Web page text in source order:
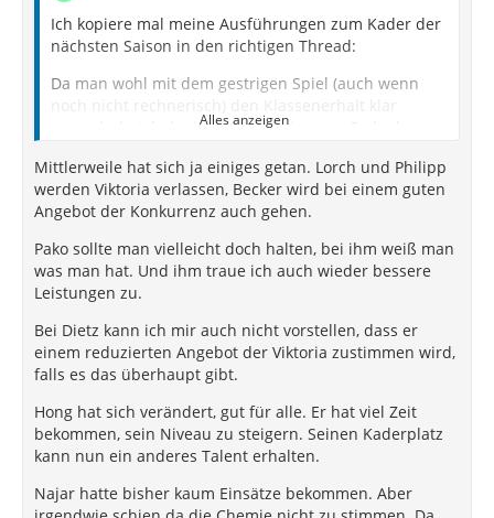
Ich kopiere mal meine Ausführungen zum Kader der
nächsten Saison in den richtigen Thread:
Da man wohl mit dem gestrigen Spiel (auch wenn
gemacht hat, habe ich mir mal ein paar Gedanken
einen meine eigenen Wünsche einfließen lassen,
aber zum anderen auch ein wenig, was ich erwarte.
Lorch (Prio 1), Becker, Philipp, Voll und Pako.
Folgende Verträge würden demnach nicht verlängert
werden:
Marseiler (wird den nächsten Schritt gehen)
Dietz (Preis-/Leistung passt hier meiner Meinung
nach leider nicht)
Bördner (Im Sinne des Spielers sollte er jetzt einfach
mal zu einem Verein wechseln, in dem er spielt)
Alles anzeigen
Mittlerweile hat sich ja einiges getan. Lorch und Philipp
werden Viktoria verlassen, Becker wird bei einem guten
Angebot der Konkurrenz auch gehen.
Pako sollte man vielleicht doch halten, bei ihm weiß man
was man hat. Und ihm traue ich auch wieder bessere
Leistungen zu.
Bei Dietz kann ich mir auch nicht vorstellen, dass er
einem reduzierten Angebot der Viktoria zustimmen wird,
falls es das überhaupt gibt.
Hong hat sich verändert, gut für alle. Er hat viel Zeit
bekommen, sein Niveau zu steigern. Seinen Kaderplatz
kann nun ein anderes Talent erhalten.
Najar hatte bisher kaum Einsätze bekommen. Aber